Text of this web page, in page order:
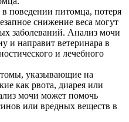
поведении питомца, потеря
снижение веса могут
заболеваний. Анализ мочи
и направит ветеринара в
и лечебного
указывающие на
как рвота, диарея или
мочи может помочь
или вредных веществ в